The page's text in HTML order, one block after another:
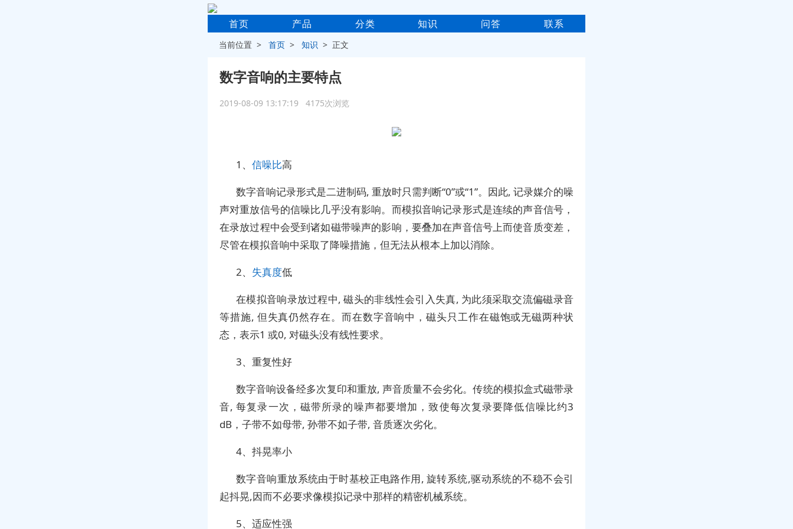
首页 产品 分类 知识 问答 联系
当前位置 >首页 >知识 > 正文
数字音响的主要特点
2019-08-09 13:17:19 4175次浏览
1、 信噪比高
数字音响记录形式是二进制码, 重放时只需判断“0”或“1”。因此, 记录媒介的噪
声对重放信号的信噪比几乎没有影响。而模拟音响记录形式是连续的声音信号，
在录放过程中会受到诸如磁带噪声的影响，要叠加在声音信号上而使音质变差，
尽管在模拟音响中采取了降噪措施，但无法从根本上加以消除。
2、 失真度低
在模拟音响录放过程中, 磁头的非线性会引入失真, 为此须采取交流偏磁录音
等措施, 但失真仍然存在。而在数字音响中，磁头只工作在磁饱或无磁两种状
态，表示1 或0, 对磁头没有线性要求。
3、 重复性好
数字音响设备经多次复印和重放, 声音质量不会劣化。传统的模拟盒式磁带录
音, 每复录一次，磁带所录的噪声都要增加，致使每次复录要降低信噪比约3
dB，子带不如母带, 孙带不如子带, 音质逐次劣化。
4、 抖晃率小
数字音响重放系统由于时基校正电路作用, 旋转系统,驱动系统的不稳不会引
起抖晃,因而不必要求像模拟记录中那样的精密机械系统。
5、 适应性强